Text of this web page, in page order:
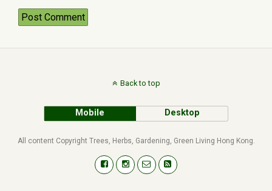
Back to top
Mobile Desktop
All content Copyright Trees, Herbs, Gardening, Green Living Hong Kong.